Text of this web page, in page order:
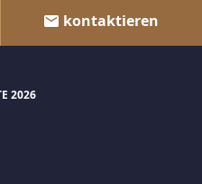
kontaktieren
2026